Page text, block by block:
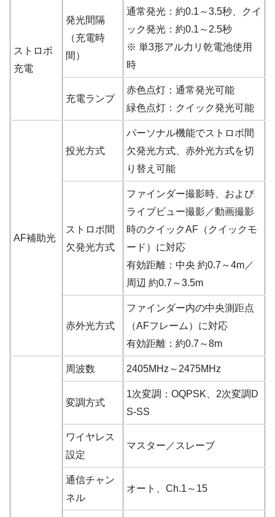
ストロボ
充電
発光間隔
（充電時
間）
通常発光：約0.1～3.5秒、クイ
ック発光：約0.1～2.5秒
※ 単3形アル力リ乾電池使用
時
充電ランプ
赤色点灯：通常発光可能
緑色点灯：クイック発光可能
AF補助光
投光方式
パーソナル機能でストロボ間
欠発光方式、赤外光方式を切
り替え可能
ストロボ間
欠発光方式
ファインダー撮影時、および
ライブビュー撮影／動画撮影
時のクイックAF（クイックモ
ード）に対応
有効距離：中央 約0.7～4m／
周辺 約0.7～3.5m
赤外光方式
ファインダー内の中央測距点
（AFフレーム）に対応
有効距離：約0.7～8m
周波数 2405MHz～2475MHz
変調方式
1次変調：OQPSK、2次変調D
S-SS
ワイヤレス
設定
マスター／スレーブ
通信チャン
ネル
オート、Ch.1～15